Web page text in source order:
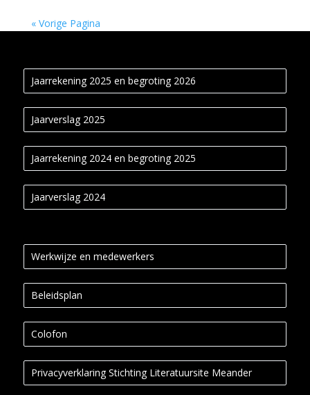
« Vorige Pagina
Jaarrekening 2025 en begroting 2026
Jaarverslag 2025
Jaarrekening 2024 en begroting 2025
Jaarverslag 2024
Werkwijze en medewerkers
Beleidsplan
Colofon
Privacyverklaring Stichting Literatuursite Meander